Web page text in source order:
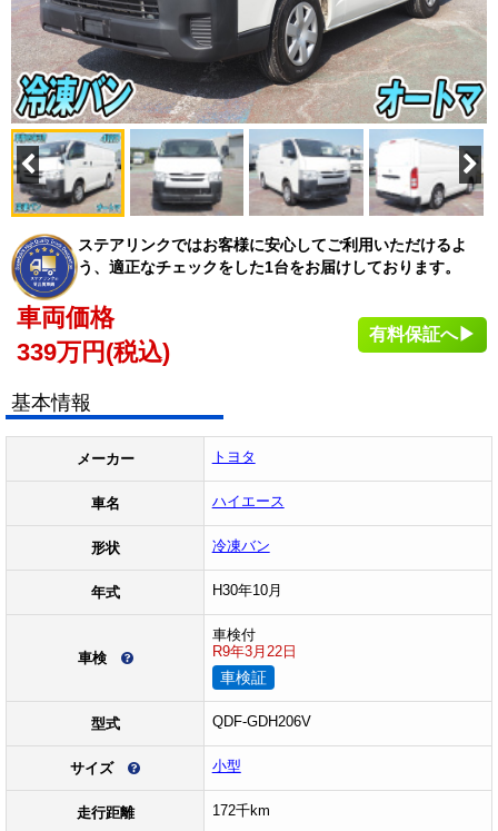
ステアリンクではお客様に安心してご利用いただけるよ
う、適正なチェックをした1台をお届けしております。
車両価格
339万円(税込)
有料保証へ▶
基本情報
メーカー トヨタ
車名 ハイエース
形状 冷凍バン
年式 H30年10月
車検
車検付
R9年3月22日
車検証
型式 QDF-GDH206V
サイズ 小型
走行距離 172千km